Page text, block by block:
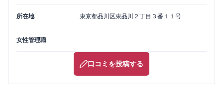
所在地 東京都品川区東品川２丁目３番１１号
女性管理職
口コミを投稿する